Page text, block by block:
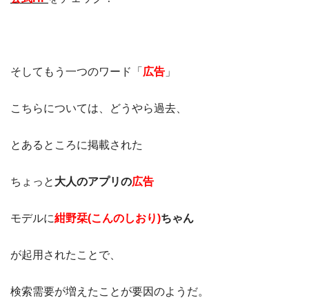
そしてもう一つのワード「 広告 」
こちらについては、どうやら過去、
とあるところに掲載された
ちょっと 大人のアプリの広告
モデルに紺野栞(こんのしおり)ちゃん
が起用されたことで、
検索需要が増えたことが要因のようだ。